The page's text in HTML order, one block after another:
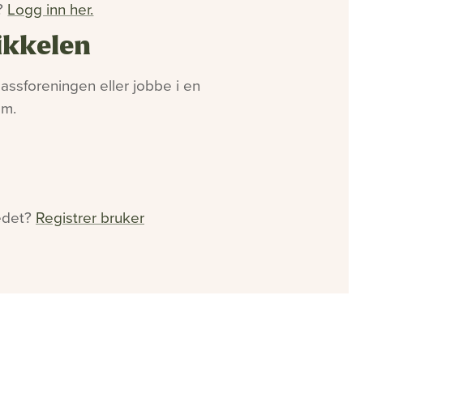
Logg inn her.
eller jobbe i en
Registrer bruker